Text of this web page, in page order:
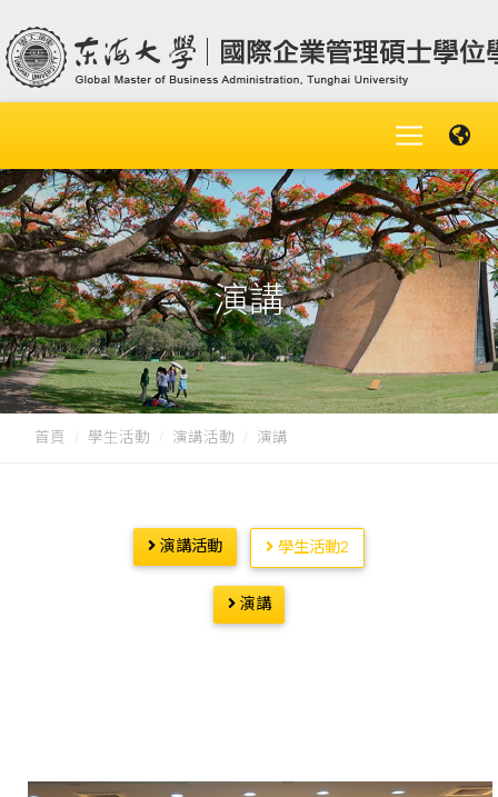
演講
首頁 學生活動 演講活動 演講
演講活動 學生活動2
演講